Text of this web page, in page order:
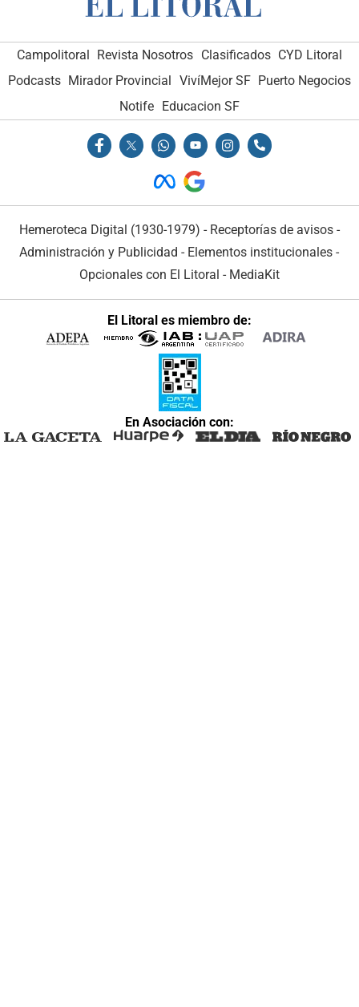
Campolitoral Revista Nosotros Clasificados CYD Litoral
Podcasts Mirador Provincial VivíMejor SF Puerto Negocios
Notife
Educacion SF
Hemeroteca Digital (1930-1979) - Receptorías de avisos -
Administración y Publicidad - Elementos institucionales -
Opcionales con El Litoral - MediaKit
El Litoral es miembro de:
En Asociación con: